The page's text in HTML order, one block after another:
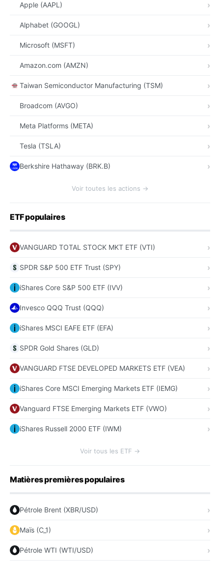
Apple (AAPL)
Alphabet (GOOGL)
Microsoft (MSFT)
Amazon.com (AMZN)
Taiwan Semiconductor Manufacturing (TSM)
Broadcom (AVGO)
Meta Platforms (META)
Tesla (TSLA)
Berkshire Hathaway (BRK.B)
Voir toutes les actions →
ETF populaires
VANGUARD TOTAL STOCK MKT ETF (VTI)
SPDR S&P 500 ETF Trust (SPY)
iShares Core S&P 500 ETF (IVV)
Invesco QQQ Trust (QQQ)
iShares MSCI EAFE ETF (EFA)
SPDR Gold Shares (GLD)
VANGUARD FTSE DEVELOPED MARKETS ETF (VEA)
iShares Core MSCI Emerging Markets ETF (IEMG)
Vanguard FTSE Emerging Markets ETF (VWO)
iShares Russell 2000 ETF (IWM)
Voir tous les ETF →
Matières premières populaires
Pétrole Brent (XBR/USD)
Maïs (C_1)
Pétrole WTI (WTI/USD)